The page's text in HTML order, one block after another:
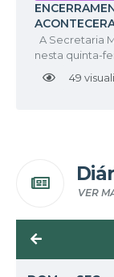
NICOLAU
49
A Secretaria
nesta quinta-
projeto
VER